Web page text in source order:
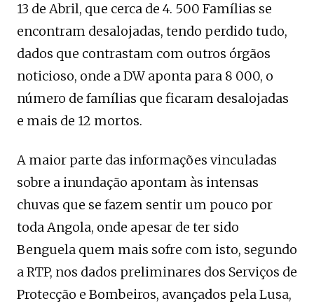
13 de Abril, que cerca de 4. 500 Famílias se
encontram desalojadas, tendo perdido tudo,
dados que contrastam com outros órgãos
noticioso, onde a DW aponta para 8 000, o
número de famílias que ficaram desalojadas
e mais de 12 mortos.
A maior parte das informações vinculadas
sobre a inundação apontam às intensas
chuvas que se fazem sentir um pouco por
toda Angola, onde apesar de ter sido
Benguela quem mais sofre com isto, segundo
a RTP, nos dados preliminares dos Serviços de
Protecção e Bombeiros, avançados pela Lusa,